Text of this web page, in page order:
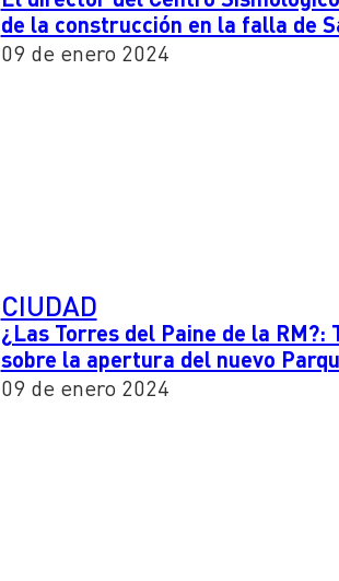
de la construcción en la falla de
09 de enero 2024
CIUDAD
¿Las Torres del Paine de la RM?:
sobre la apertura del nuevo
09 de enero 2024